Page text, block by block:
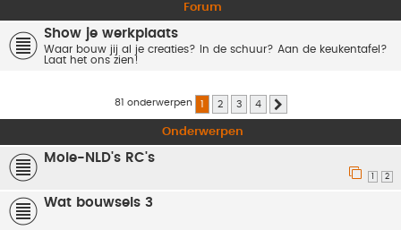
Forum
Show je werkplaats
Waar bouw jij al je creaties? In de schuur? Aan de keukentafel?
Laat het ons zien!
81 onderwerpen 1 2 3 4
Onderwerpen
Mole-NLD's RC's
1 2
Wat bouwsels 3